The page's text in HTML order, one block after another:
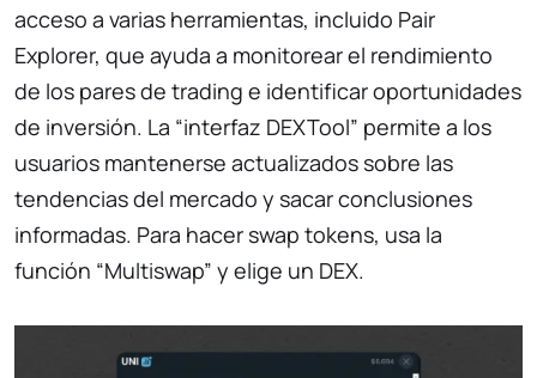
acceso a varias herramientas, incluido Pair
Explorer, que ayuda a monitorear el rendimiento
de los pares de trading e identificar oportunidades
de inversión. La “interfaz DEXTool” permite a los
usuarios mantenerse actualizados sobre las
tendencias del mercado y sacar conclusiones
informadas. Para hacer swap tokens, usa la
función “Multiswap” y elige un DEX.